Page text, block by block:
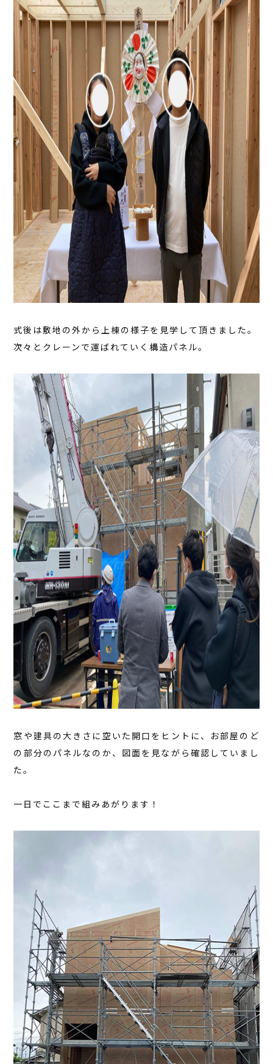
式後は敷地の外から上棟の様子を見学して頂きました。
次々とクレーンで運ばれていく構造パネル。
窓や建具の大きさに空いた開口をヒントに、お部屋のど
の部分のパネルなのか、図面を見ながら確認していまし
た。
一日でここまで組みあがります！